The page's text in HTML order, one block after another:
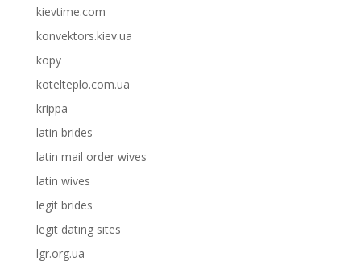
kievtime.com
konvektors.kiev.ua
kopy
kotelteplo.com.ua
krippa
latin brides
latin mail order wives
latin wives
legit brides
legit dating sites
lgr.org.ua